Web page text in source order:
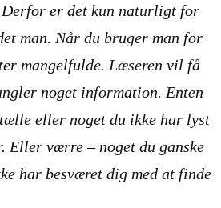
er det kun naturligt for
man. Når du bruger man for
mangelfulde. Læseren vil få
noget information. Enten
eller noget du ikke har lyst
Eller værre – noget du ganske
har besværet dig med at finde